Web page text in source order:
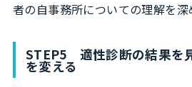
者の自事務所についての理解を深
STEP5 適性診断の結果を
を変える